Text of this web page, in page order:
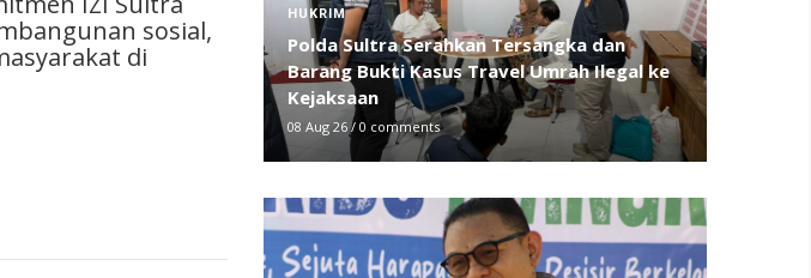
sosial,
di
HUKRIM
Polda Sultra Serahkan Tersangka dan
Barang Bukti Kasus Travel Umrah Ilegal ke
Kejaksaan
08 Aug 26/ 0 comments